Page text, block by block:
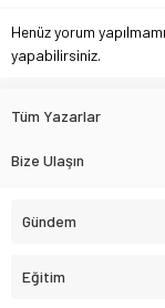
Henüz yorum
yapabilirsiniz.
Tüm Yazarlar
Bize Ulaşın
Gündem
Eğitim